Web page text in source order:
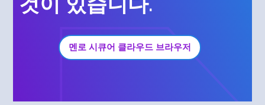
멘로 시큐어 클라우드 브라우저